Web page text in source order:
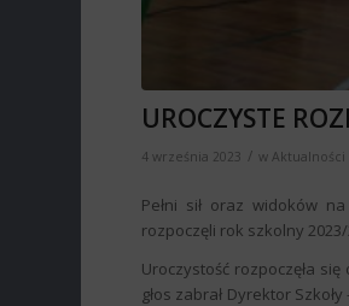
UROCZYSTE
4 września 2023 / wAktualności
Pełni sił oraz widoków
rozpoczęli rok szkolny
Uroczystość rozpoczęła
głos zabrał Dyrektor